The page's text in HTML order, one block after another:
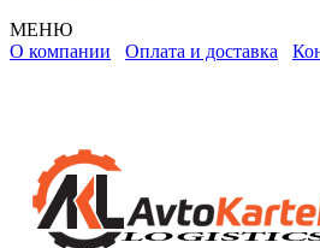
МЕНЮ
О компании Оплата и доставка